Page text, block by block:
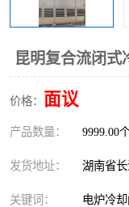
昆明复合流闭式
价格： 面议
产品数量： 9999.00
发货地址： 湖南省
关键词： 电炉冷